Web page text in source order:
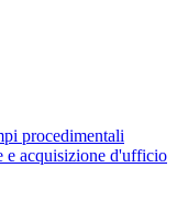
procedimentali
e acquisizione d'ufficio